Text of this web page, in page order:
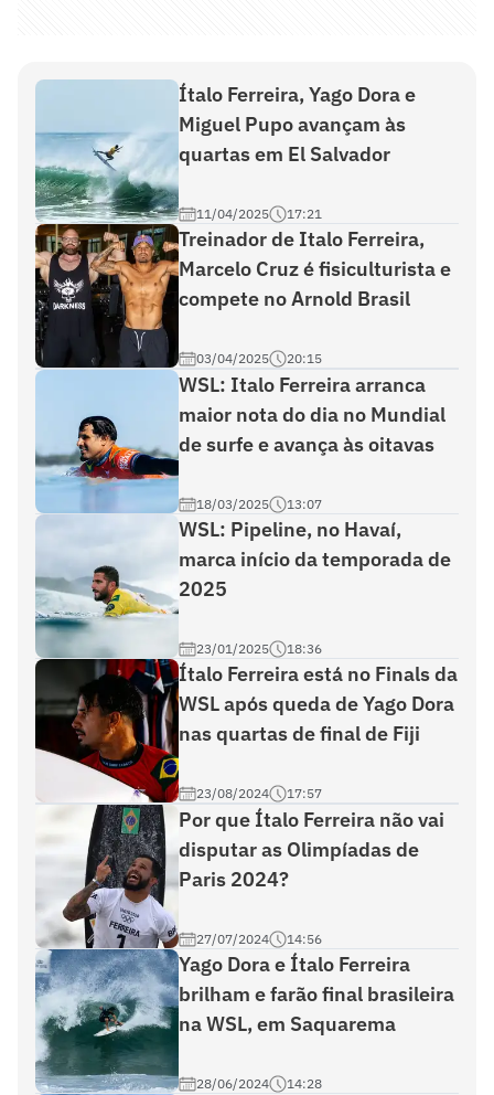
Ítalo Ferreira, Yago Dora e
Miguel Pupo avançam às
quartas em El Salvador
11/04/2025 17:21
Treinador de Italo Ferreira,
Marcelo Cruz é fisiculturista e
compete no Arnold Brasil
03/04/2025 20:15
WSL: Italo Ferreira arranca
maior nota do dia no Mundial
de surfe e avança às oitavas
18/03/2025 13:07
WSL: Pipeline, no Havaí,
marca início da temporada de
2025
23/01/2025 18:36
Ítalo Ferreira está no Finals da
WSL após queda de Yago Dora
nas quartas de final de Fiji
23/08/2024 17:57
Por que Ítalo Ferreira não vai
disputar as Olimpíadas de
Paris 2024?
27/07/2024 14:56
Yago Dora e Ítalo Ferreira
brilham e farão final brasileira
na WSL, em Saquarema
28/06/2024 14:28